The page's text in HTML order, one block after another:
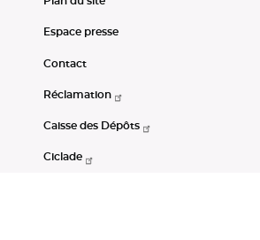
Espace presse
Contact
Réclamation
Caisse des Dépôts
Ciclade